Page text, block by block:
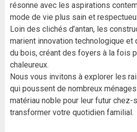
résonne avec les aspirations
mode de vie plus sain et
Loin des clichés d’antan, les
marient innovation technologique
du bois, créant des foyers à la fois
chaleureux.
Nous vous invitons à explorer les
qui poussent de nombreux
matériau noble pour leur futur
transformer votre quotidien familial.